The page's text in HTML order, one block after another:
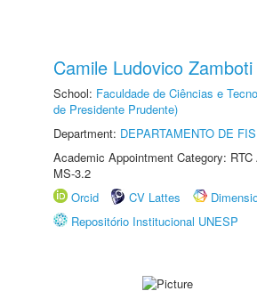
Camile Ludovico
School: Faculdade de Ciências e
de Presidente Prudente)
Department: DEPARTAMENTO DE
Academic Appointment Category:
MS-3.2
Orcid
CV Lattes
Repositório Institucional UNESP